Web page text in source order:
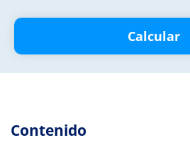
Calcular
Contenido